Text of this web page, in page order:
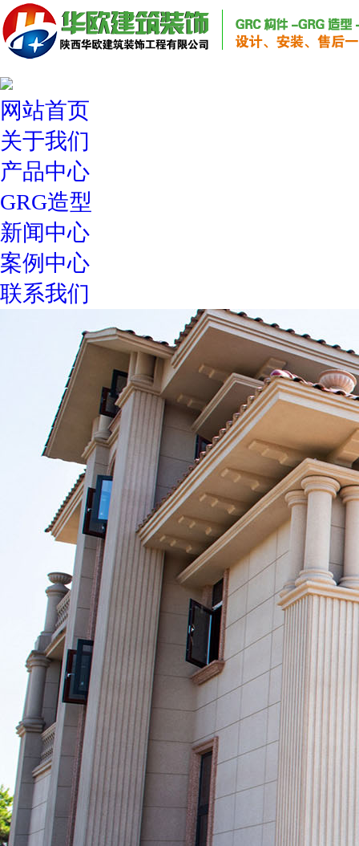
网站首页
关于我们
产品中心
GRG造型
新闻中心
案例中心
联系我们